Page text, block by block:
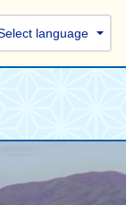
language
目的の情報を探